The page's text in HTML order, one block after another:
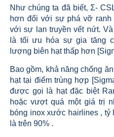
Như chúng ta đã biết, Σ-
hơn đối với sự phá vỡ
với sự lan truyền vết nứt.
là tối ưu hóa sự gia tăng
lượng biên hạt thấp hơn
Bao gồm, khả năng chống
hạt tại điểm trùng hợp
được gọi là hạt đặc biệt
hoặc vượt quá một giá trị
bóng inox xước hairlines ,
là trên 90% .